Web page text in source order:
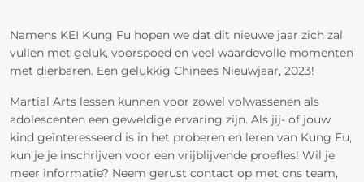
Namens KEI Kung Fu hopen we dat dit nieuwe jaar zich zal
vullen met geluk, voorspoed en veel waardevolle momenten
met dierbaren. Een gelukkig Chinees Nieuwjaar, 2023!
Martial Arts lessen kunnen voor zowel volwassenen als
adolescenten een geweldige ervaring zijn. Als jij- of jouw
kind geïnteresseerd is in het proberen en leren van Kung Fu,
kun je je inschrijven voor een vrijblijvende proefles! Wil je
meer informatie? Neem gerust contact op met ons team,